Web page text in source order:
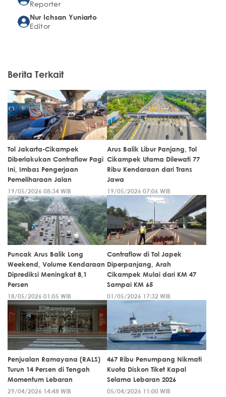
Reporter
Nur Ichsan Yuniarto
Editor
Berita Terkait
Tol Jakarta-Cikampek
Diberlakukan Contraflow Pagi
Ini, Imbas Pengerjaan
Pemeliharaan Jalan
19/05/2026 08:34 WIB
Arus Balik Libur Panjang, Tol
Cikampek Utama Dilewati 77
Ribu Kendaraan dari Trans
Jawa
19/05/2026 07:06 WIB
Puncak Arus Balik Long
Weekend, Volume Kendaraan
Diprediksi Meningkat 8,1
Persen
18/05/2026 01:05 WIB
Contraflow di Tol Japek
Diperpanjang, Arah
Cikampek Mulai dari KM 47
Sampai KM 65
01/05/2026 17:32 WIB
Penjualan Ramayana (RALS)
Turun 14 Persen di Tengah
Momentum Lebaran
29/04/2026 14:48 WIB
467 Ribu Penumpang Nikmati
Kuota Diskon Tiket Kapal
Selama Lebaran 2026
05/04/2026 11:00 WIB